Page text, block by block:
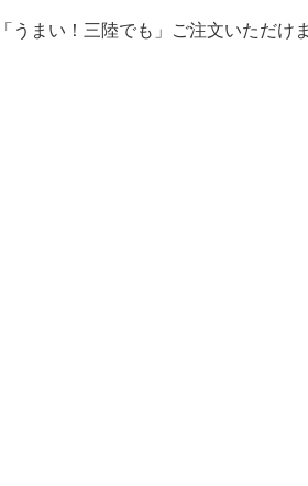
うまい！三陸でも」ご注文いただけ